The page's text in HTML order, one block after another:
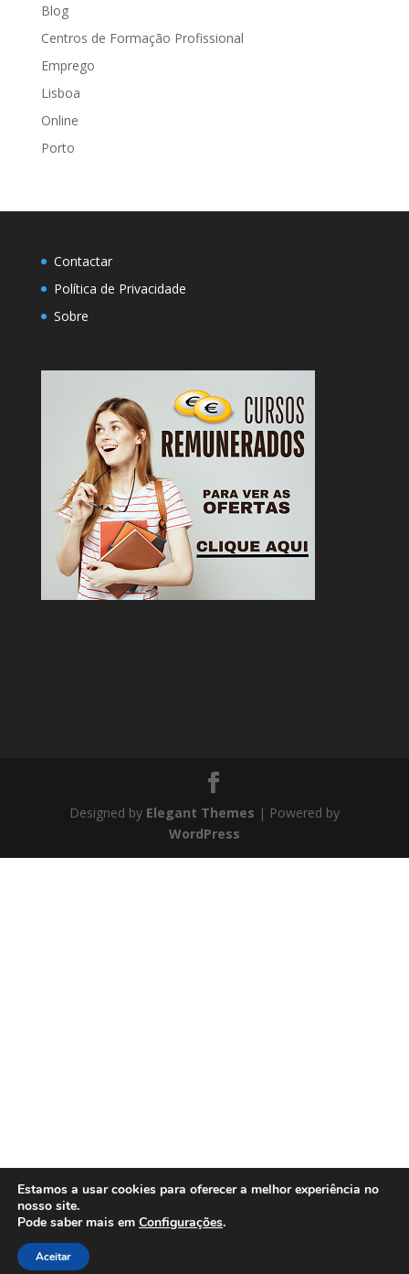
Blog
Centros de Formação Profissional
Emprego
Lisboa
Online
Porto
Contactar
Política de Privacidade
Sobre
Designed by Elegant Themes | Powered by
WordPress
Estamos a usar cookies para oferecer a melhor experiência no
nosso site.
Pode saber mais em Configurações.
Aceitar